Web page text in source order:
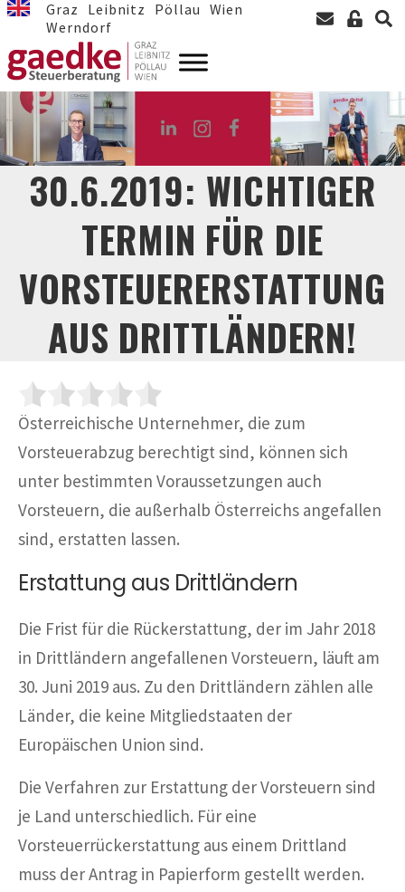
Graz Leibnitz Pöllau Wien
Werndorf
30.6.2019: WICHTIGER
TERMIN FÜR DIE
VORSTEUERERSTATTUNG
AUS DRITTLÄNDERN!
Österreichische Unternehmer, die zum
Vorsteuerabzug berechtigt sind, können sich
unter bestimmten Voraussetzungen auch
Vorsteuern, die außerhalb Österreichs angefallen
sind, erstatten lassen.
Erstattung aus Drittländern
Die Frist für die Rückerstattung, der im Jahr 2018
in Drittländern angefallenen Vorsteuern, läuft am
30. Juni 2019 aus. Zu den Drittländern zählen alle
Länder, die keine Mitgliedstaaten der
Europäischen Union sind.
Die Verfahren zur Erstattung der Vorsteuern sind
je Land unterschiedlich. Für eine
Vorsteuerrückerstattung aus einem Drittland
muss der Antrag in Papierform gestellt werden.